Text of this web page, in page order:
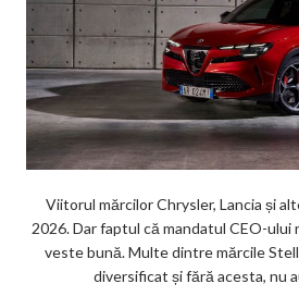
Viitorul mărcilor Chrysler, Lancia și
2026. Dar faptul că mandatul CEO-ului
veste bună. Multe dintre mărcile
diversificat și fără acesta, nu